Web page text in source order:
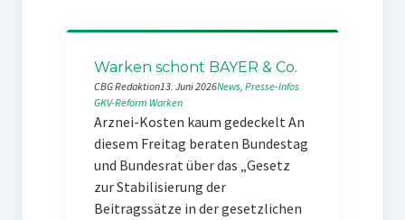
Warken schont BAYER & Co.
CBG Redaktion13. Juni 2026News, Presse-Infos
GKV-Reform Warken
Arznei-Kosten kaum gedeckelt An
diesem Freitag beraten Bundestag
und Bundesrat über das „Gesetz
zur Stabilisierung der
Beitragssätze in der gesetzlichen